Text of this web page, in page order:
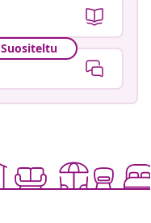
Suositeltu